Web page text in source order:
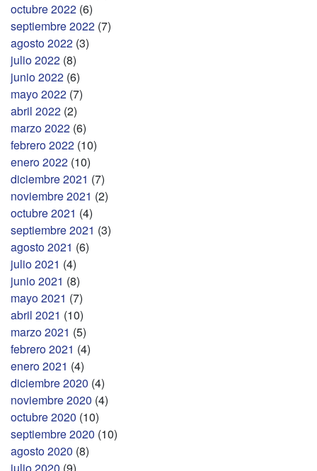
octubre 2022 (6)
septiembre 2022 (7)
agosto 2022 (3)
julio 2022 (8)
junio 2022 (6)
mayo 2022 (7)
abril 2022 (2)
marzo 2022 (6)
febrero 2022 (10)
enero 2022 (10)
diciembre 2021 (7)
noviembre 2021 (2)
octubre 2021 (4)
septiembre 2021 (3)
agosto 2021 (6)
julio 2021 (4)
junio 2021 (8)
mayo 2021 (7)
abril 2021 (10)
marzo 2021 (5)
febrero 2021 (4)
enero 2021 (4)
diciembre 2020 (4)
noviembre 2020 (4)
octubre 2020 (10)
septiembre 2020 (10)
agosto 2020 (8)
julio 2020 (9)